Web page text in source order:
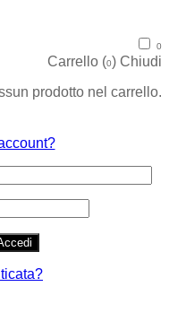
0
Carrello (0) Chiudi
prodotto nel carrello.